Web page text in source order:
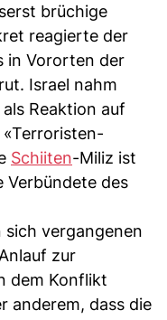
brüchige
reagierte der
in Vororten der
Israel nahm
Reaktion auf
«Terroristen-
Schiiten-Miliz ist
des
vergangenen
zur
dem Konflikt
anderem, dass die